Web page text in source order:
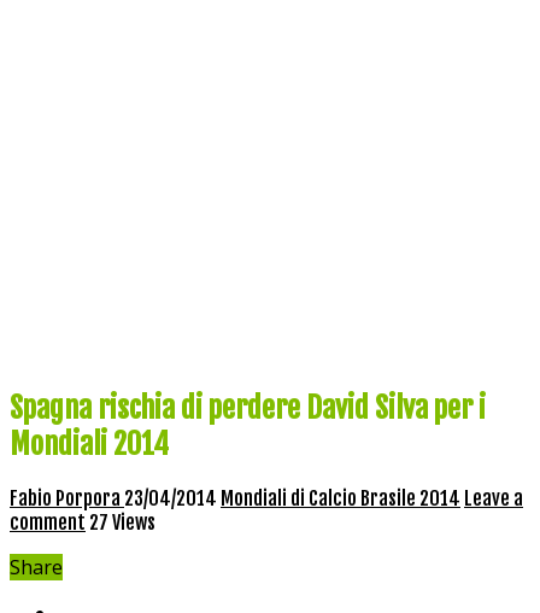
Spagna rischia di perdere David Silva per i
Mondiali 2014
Fabio Porpora 23/04/2014 Mondiali di Calcio Brasile 2014 Leave a
comment 27 Views
Share